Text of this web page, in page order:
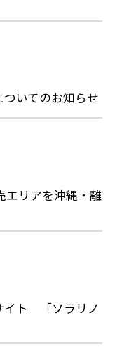
いてのお知らせ
エリアを沖縄・離
イト 「ソラリノ